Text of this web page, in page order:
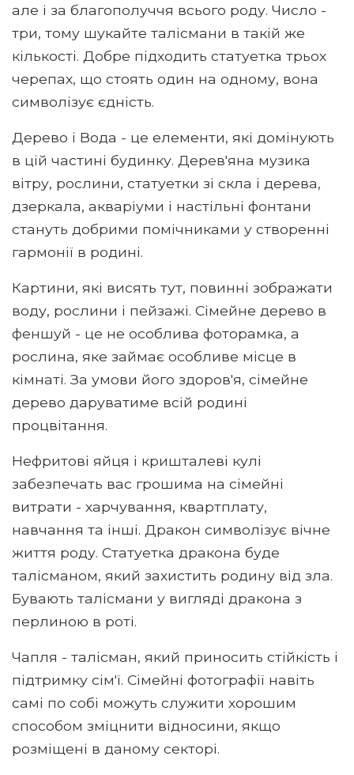
але і за благополуччя всього роду. Число -
три, тому шукайте талісмани в такій же
кількості. Добре підходить статуетка трьох
черепах, що стоять один на одному, вона
символізує єдність.
Дерево і Вода - це елементи, які домінують
в цій частині будинку. Дерев'яна музика
вітру, рослини, статуетки зі скла і дерева,
дзеркала, акваріуми і настільні фонтани
стануть добрими помічниками у створенні
гармонії в родині.
Картини, які висять тут, повинні зображати
воду, рослини і пейзажі. Сімейне дерево в
феншуй - це не особлива фоторамка, а
рослина, яке займає особливе місце в
кімнаті. За умови його здоров'я, сімейне
дерево даруватиме всій родині
процвітання.
Нефритові яйця і кришталеві кулі
забезпечать вас грошима на сімейні
витрати - харчування, квартплату,
навчання та інші. Дракон символізує вічне
життя роду. Статуетка дракона буде
талісманом, який захистить родину від зла.
Бувають талісмани у вигляді дракона з
перлиною в роті.
Чапля - талісман, який приносить стійкість і
підтримку сім'ї. Сімейні фотографії навіть
самі по собі можуть служити хорошим
способом зміцнити відносини, якщо
розміщені в даному секторі.